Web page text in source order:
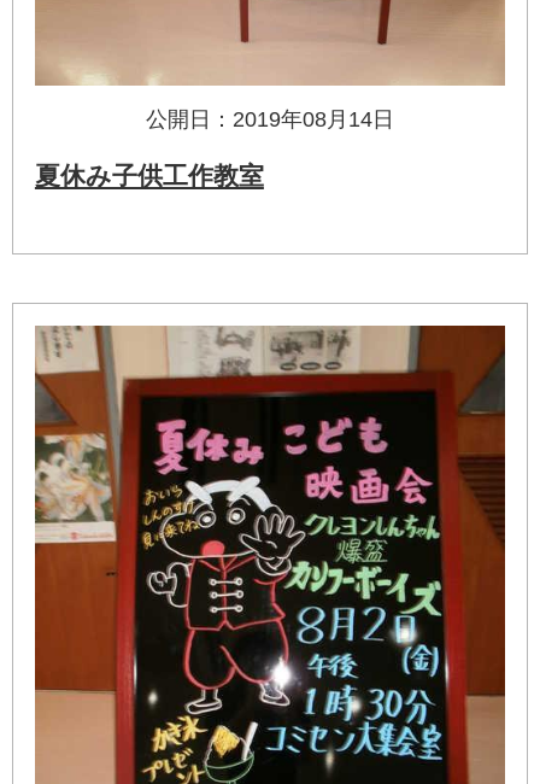
公開日：2019年08月14日
夏休み子供工作教室